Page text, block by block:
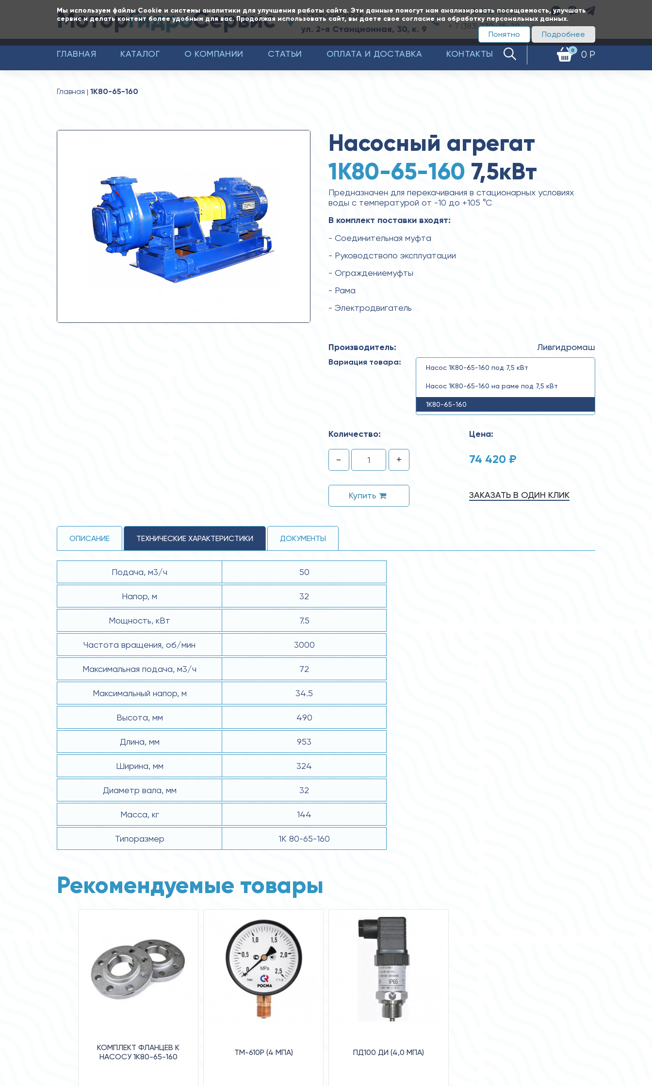
Мы используем файлы Cookie и системы аналитики для улучшения работы сайта. Эти данные помогут нам анализировать посещаемость, улучшать
сервис и делать контент более удобным для вас. Продолжая использовать сайт, вы даете свое согласие на обработку персональных данных.
Подробнее
Понятно
МоторГидроСервис г. Новосибирск,
ул. 2-я Станционная, 30, к. 9
+ 7 (383)350-65-20
+ 7 (383)230-25-20 Заказать звонок
0 0 Р
ГЛАВНАЯ КАТАЛОГ О КОМПАНИИ СТАТЬИ ОПЛАТА И ДОСТАВКА КОНТАКТЫ
Главная 1К80-65-160
Насосный агрегат
1К80-65-160 7,5кВт
Предназначен для перекачивания в стационарных условиях
воды с температурой от -10 до +105 °С
В комплект поставки входят:
- Соединительная муфта
- Руководствопо эксплуатации
- Ограждениемуфты
- Рама
- Электродвигатель
Производитель: Ливгидромаш
Вариация товара:
Насос 1К80-65-160 под 7,5 кВт
Насос 1К80-65-160 на раме под 7,5 кВт
1К80-65-160
Количество:
- +
Купить
Цена:
74 420 ₽
ЗАКАЗАТЬ В ОДИН КЛИК
ОПИСАНИЕ ТЕХНИЧЕСКИЕ ХАРАКТЕРИСТИКИ ДОКУМЕНТЫ
Подача, м3/ч 50
Напор, м 32
Мощность, кВт 7.5
Частота вращения, об/мин 3000
Максимальная подача, м3/ч 72
Максимальный напор, м 34.5
Высота, мм 490
Длина, мм 953
Ширина, мм 324
Диаметр вала, мм 32
Масса, кг 144
Типоразмер 1К 80-65-160
Рекомендуемые товары
КОМПЛЕКТ ФЛАНЦЕВ К
НАСОСУ 1К80-65-160
ТМ-610Р (4 MПA) ПД100 ДИ (4,0 МПА)